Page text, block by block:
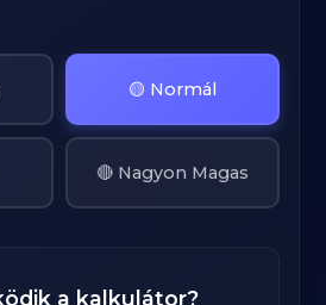
🟡 Normál
🔴 Nagyon Magas
a kalkulátor?